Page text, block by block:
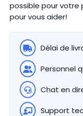
possible pour votre
pour vous aider!
Délai de
Personnel
Chat en
Support